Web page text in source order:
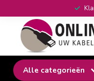
Alle categorieën